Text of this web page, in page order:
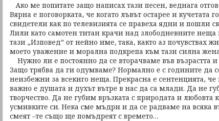
Ако ме попитате защо написах тази песен, веднага
Вярна е поговорката, че когато лъвът остарее и кучетата
свидетели как по телевизията се правеха ядни и пошли
Лили като самотен титан крачи над злободневните
тази „Изповед” от нейно име, така, както аз почувствах
моето уважение и морална подкрепа към тази силна
Нужно ли е постоянно да се вторачваме във възрастта
Защо трябва да ги одумваме? Нормално е с годините да
неизбежни за всекиго неща. Прекрасна е сентенцията, че
важно е душата и духът вътре в нас да са млади. Да не
творчество. Да не губим връзката с природата и
усмивките си. Нека сме мъдри и да се радваме на всяка
смеят –те също ще помъдреят с времето…